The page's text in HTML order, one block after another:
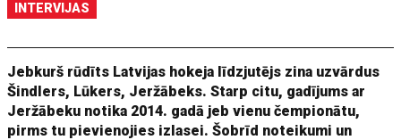
INTERVIJAS
Jebkurš rūdīts Latvijas hokeja līdzjutējs zina uzvārdus
Šindlers, Lūkers, Jeržābeks. Starp citu, gadījums ar
Jeržābeku notika 2014. gadā jeb vienu čempionātu,
pirms tu pievienojies izlasei. Šobrīd noteikumi un